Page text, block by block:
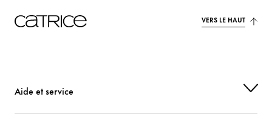
VERS LE HAUT
Aide et service